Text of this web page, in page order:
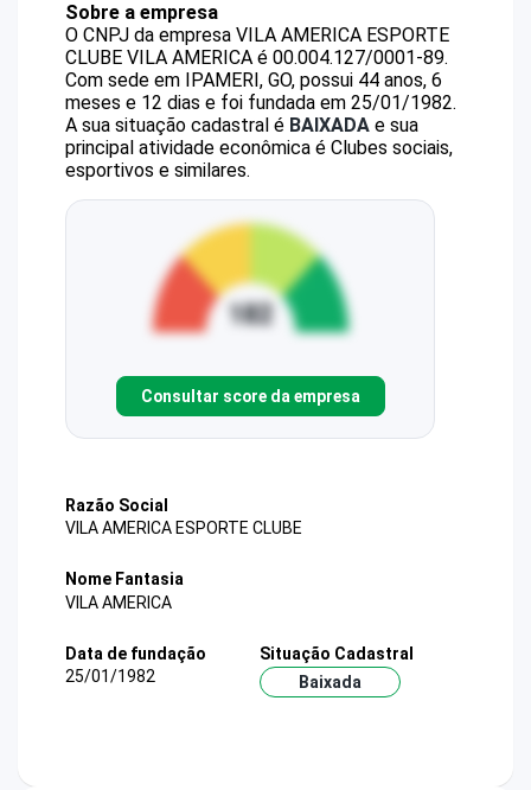
Sobre a empresa
O CNPJ da empresa VILA AMERICA ESPORTE
CLUBE VILA AMERICA é 00.004.127/0001-89.
Com sede em IPAMERI, GO, possui 44 anos, 6
meses e 12 dias e foi fundada em 25/01/1982.
A sua situação cadastral é BAIXADA e sua
principal atividade econômica é Clubes sociais,
esportivos e similares.
Consultar score da empresa
Razão Social
VILA AMERICA ESPORTE CLUBE
Nome Fantasia
VILA AMERICA
Data de fundação
25/01/1982
Situação Cadastral
Baixada